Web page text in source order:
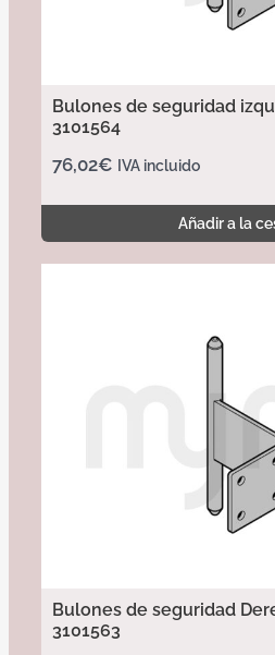
Bulones de seguridad
3101564
76,02€ IVA incluido
Añadir a la
Bulones de seguridad
3101563